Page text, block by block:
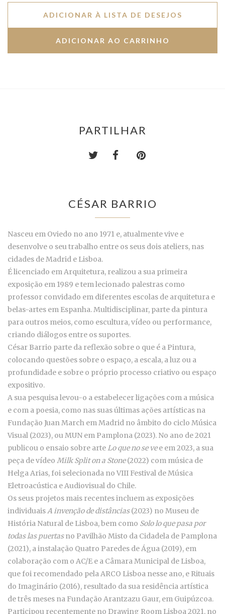
ADICIONAR À LISTA DE DESEJOS
PARTILHAR
CÉSAR BARRIO
Nasceu em Oviedo no ano 1971 e, atualmente vive e
desenvolve o seu trabalho entre os seus dois ateliers, nas
cidades de Madrid e Lisboa.
É licenciado em Arquitetura, realizou a sua primeira
exposição em 1989 e tem lecionado palestras como
professor convidado em diferentes escolas de arquitetura e
belas-artes em Espanha. Multidisciplinar, parte da pintura
para outros meios, como escultura, vídeo ou performance,
criando diálogos entre os suportes.
César Barrio parte da reflexão sobre o que é a Pintura,
colocando questões sobre o espaço, a escala, a luz ou a
profundidade e sobre o próprio processo criativo ou espaço
expositivo.
A sua pesquisa levou-o a estabelecer ligações com a música
e com a poesia, como nas suas últimas ações artísticas na
Fundação Juan March em Madrid no âmbito do ciclo Música
Visual (2023), ou MUN em Pamplona (2023). No ano de 2021
publicou o ensaio sobre arteLo que no se vee em 2023, a sua
peça de vídeo Milk Split on a Stone(2022) com música de
Helga Arias, foi selecionada no VIII Festival de Música
Eletroacústica e Audiovisual do Chile.
Os seus projetos mais recentes incluem as exposições
individuaisA invenção de distâncias(2023) no Museu de
História Natural de Lisboa, bem como Solo lo que pasa por
todas las puertasno Pavilhão Misto da Cidadela de Pamplona
(2021), a instalação Quatro Paredes de Água (2019), em
colaboração com o AC/E e a Câmara Municipal de Lisboa,
que foi recomendado pela ARCO Lisboa nesse ano, e Rituais
do Imaginário (2016), resultado da sua residência artística
de três meses na Fundação Arantzazu Gaur, em Guipúzcoa.
Participou recentemente no Drawing Room Lisboa 2021, no